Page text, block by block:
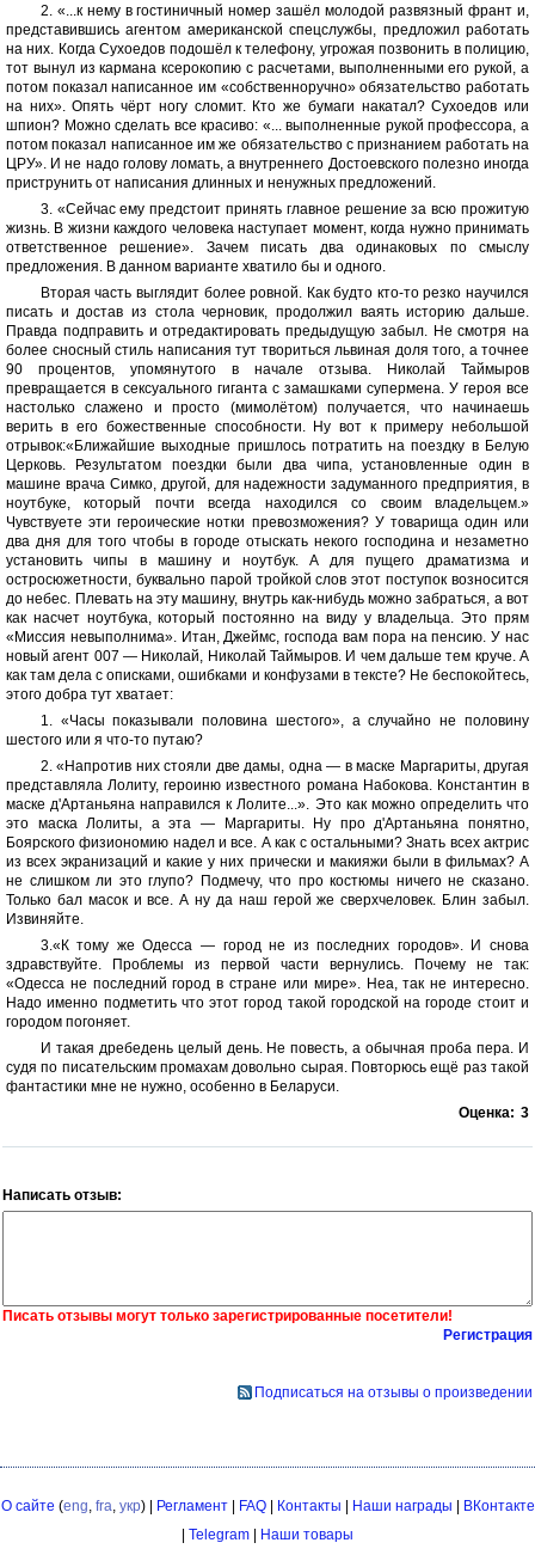
2. «...к нему в гостиничный номер зашёл молодой развязный франт и,
представившись агентом американской спецслужбы, предложил работать
на них. Когда Сухоедов подошёл к телефону, угрожая позвонить в полицию,
тот вынул из кармана ксерокопию с расчетами, выполненными его рукой, а
потом показал написанное им «собственноручно» обязательство работать
на них». Опять чёрт ногу сломит. Кто же бумаги накатал? Сухоедов или
шпион? Можно сделать все красиво: «... выполненные рукой профессора, а
потом показал написанное им же обязательство с признанием работать на
ЦРУ». И не надо голову ломать, а внутреннего Достоевского полезно иногда
приструнить от написания длинных и ненужных предложений.
3. «Сейчас ему предстоит принять главное решение за всю прожитую
жизнь. В жизни каждого человека наступает момент, когда нужно принимать
ответственное решение». Зачем писать два одинаковых по смыслу
предложения. В данном варианте хватило бы и одного.
Вторая часть выглядит более ровной. Как будто кто-то резко научился
писать и достав из стола черновик, продолжил ваять историю дальше.
Правда подправить и отредактировать предыдущую забыл. Не смотря на
более сносный стиль написания тут твориться львиная доля того, а точнее
90 процентов, упомянутого в начале отзыва. Николай Таймыров
превращается в сексуального гиганта с замашками супермена. У героя все
настолько слажено и просто (мимолётом) получается, что начинаешь
верить в его божественные способности. Ну вот к примеру небольшой
отрывок:«Ближайшие выходные пришлось потратить на поездку в Белую
Церковь. Результатом поездки были два чипа, установленные один в
машине врача Симко, другой, для надежности задуманного предприятия, в
ноутбуке, который почти всегда находился со своим владельцем.»
Чувствуете эти героические нотки превозможения? У товарища один или
два дня для того чтобы в городе отыскать некого господина и незаметно
установить чипы в машину и ноутбук. А для пущего драматизма и
остросюжетности, буквально парой тройкой слов этот поступок возносится
до небес. Плевать на эту машину, внутрь как-нибудь можно забраться, а вот
как насчет ноутбука, который постоянно на виду у владельца. Это прям
«Миссия невыполнима». Итан, Джеймс, господа вам пора на пенсию. У нас
новый агент 007 — Николай, Николай Таймыров. И чем дальше тем круче. А
как там дела с описками, ошибками и конфузами в тексте? Не беспокойтесь,
этого добра тут хватает:
1. «Часы показывали половина шестого», а случайно не половину
шестого или я что-то путаю?
2. «Напротив них стояли две дамы, одна — в маске Маргариты, другая
представляла Лолиту, героиню известного романа Набокова. Константин в
маске д'Артаньяна направился к Лолите...». Это как можно определить что
это маска Лолиты, а эта — Маргариты. Ну про д'Артаньяна понятно,
Боярского физиономию надел и все. А как с остальными? Знать всех актрис
из всех экранизаций и какие у них прически и макияжи были в фильмах? А
не слишком ли это глупо? Подмечу, что про костюмы ничего не сказано.
Только бал масок и все. А ну да наш герой же сверхчеловек. Блин забыл.
Извиняйте.
3.«К тому же Одесса — город не из последних городов». И снова
здравствуйте. Проблемы из первой части вернулись. Почему не так:
«Одесса не последний город в стране или мире». Неа, так не интересно.
Надо именно подметить что этот город такой городской на городе стоит и
городом погоняет.
И такая дребедень целый день. Не повесть, а обычная проба пера. И
судя по писательским промахам довольно сырая. Повторюсь ещё раз такой
фантастики мне не нужно, особенно в Беларуси.
Оценка: 3
Написать отзыв:
Писать отзывы могут только зарегистрированные посетители!
Регистрация
Подписаться на отзывы о произведении
О сайте (eng fra укр) | Регламент| FAQ| Контакты | Наши награды | ВКонтакте
| Telegram | Наши товары